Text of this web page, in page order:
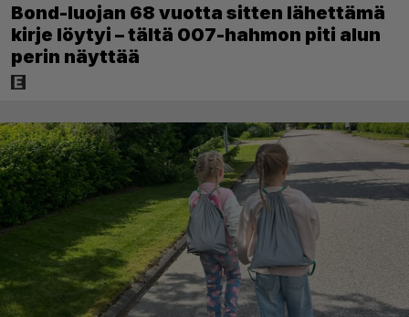
Bond-luojan 68 vuotta sitten lähettämä
kirje löytyi – tältä 007-hahmon piti alun
perin näyttää